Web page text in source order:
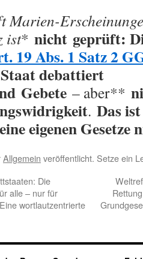
Marien-
ist* nicht geprüft:
19 Abs. 1 Satz 2
debattiert
Gebete – aber**
. Das
eigenen Gesetze
Allgemein veröffentlicht. Setze ein
Die
alle – nur für
wortlautzentrierte